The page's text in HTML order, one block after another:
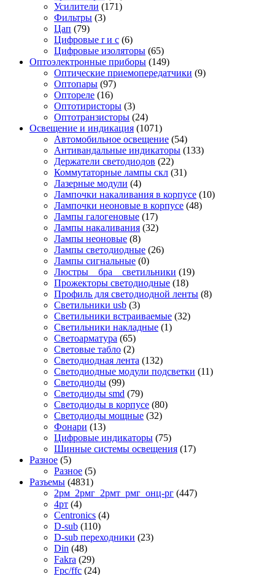
Усилители (171)
Фильтры (3)
Цап (79)
Цифровые r и c (6)
Цифровые изоляторы (65)
Оптоэлектронные приборы (149)
Оптические приемопередатчики (9)
Оптопары (97)
Оптореле (16)
Оптотиристоры (3)
Оптотранзисторы (24)
Освещение и индикация (1071)
Автомобильное освещение (54)
Антивандальные индикаторы (133)
Держатели светодиодов (22)
Коммутаторные лампы скл (31)
Лазерные модули (4)
Лампочки накаливания в корпусе (10)
Лампочки неоновые в корпусе (48)
Лампы галогеновые (17)
Лампы накаливания (32)
Лампы неоновые (8)
Лампы светодиодные (26)
Лампы сигнальные (0)
Люстры _ бра _ светильники (19)
Прожекторы светодиодные (18)
Профиль для светодиодной ленты (8)
Светильники usb (3)
Светильники встраиваемые (32)
Светильники накладные (1)
Светоарматура (65)
Световые табло (2)
Светодиодная лента (132)
Светодиодные модули подсветки (11)
Светодиоды (99)
Светодиоды smd (79)
Светодиоды в корпусе (80)
Светодиоды мощные (32)
Фонари (13)
Цифровые индикаторы (75)
Шинные системы освещения (17)
Разное (5)
Разное (5)
Разъемы (4831)
2рм_2рмг_2рмт_рмг_онц-рг (447)
4рт (4)
Centronics (4)
D-sub (110)
D-sub переходники (23)
Din (48)
Fakra (29)
Fpc/ffc (24)